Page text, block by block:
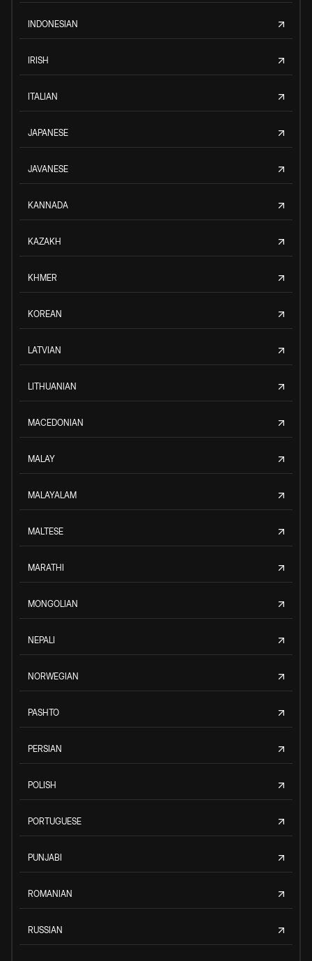
INDONESIAN
IRISH
ITALIAN
JAPANESE
JAVANESE
KANNADA
KAZAKH
KHMER
KOREAN
LATVIAN
LITHUANIAN
MACEDONIAN
MALAY
MALAYALAM
MALTESE
MARATHI
MONGOLIAN
NEPALI
NORWEGIAN
PASHTO
PERSIAN
POLISH
PORTUGUESE
PUNJABI
ROMANIAN
RUSSIAN